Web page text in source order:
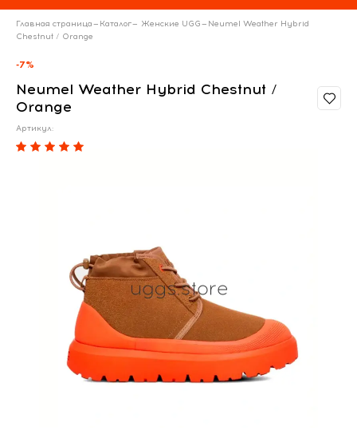
Главная страница— Каталог— Женские UGG— Neumel Weather Hybrid
Chestnut / Orange
-7%
Neumel Weather Hybrid Chestnut /
Orange
Артикул: